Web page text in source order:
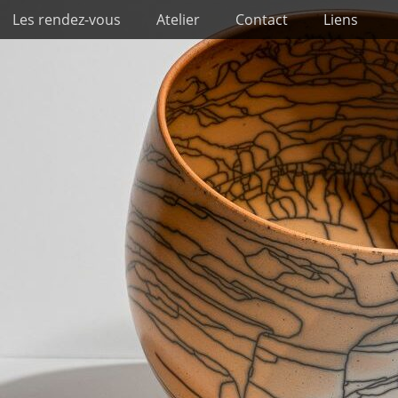
Les rendez-vous Atelier Contact Liens